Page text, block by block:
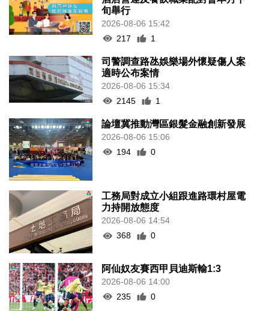
旬舉行
2026-08-06 15:42
217
1
司警調查路氹娛樂場外懷疑傷人案
適時公布案情
2026-08-06 15:34
2145
1
論壇冀推動灣區銀髮金融創新發展
2026-08-06 15:06
194
0
工務局對成立小組跟進路環村屋電
力持開放態度
2026-08-06 14:54
368
0
阿仙奴友賽西甲貝迪斯輸1:3
2026-08-06 14:00
235
0